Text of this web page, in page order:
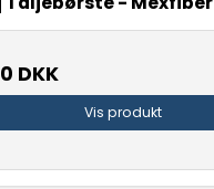
DKK
Vis produkt